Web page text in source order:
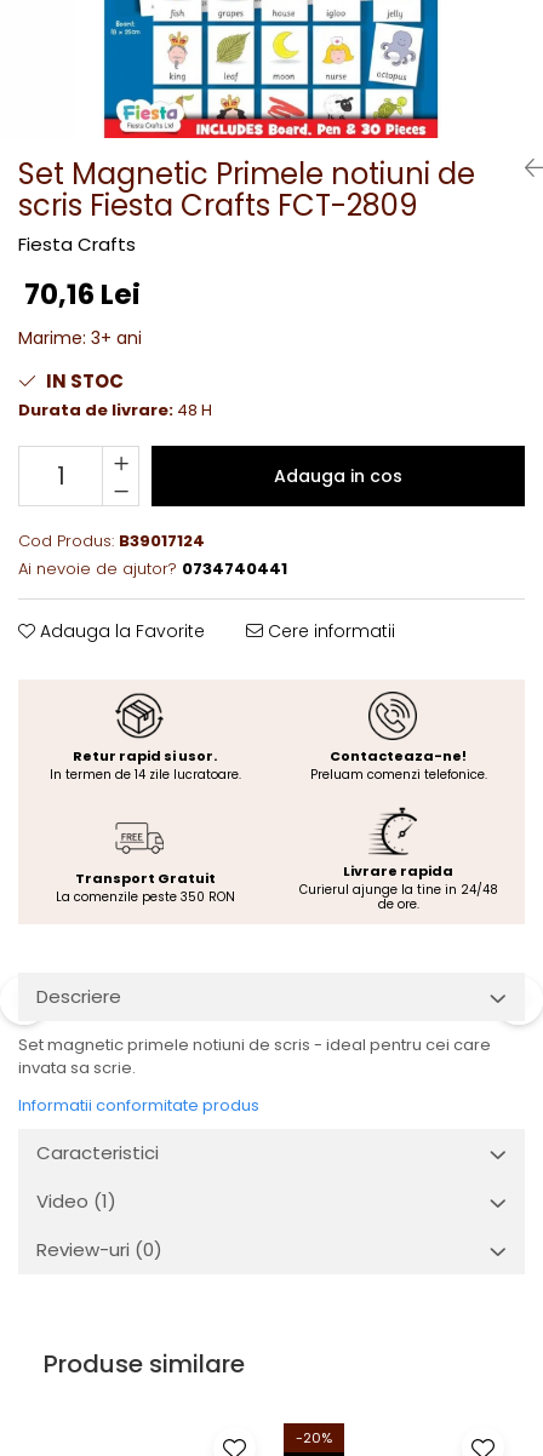
Set Magnetic Primele notiuni de
scris Fiesta Crafts FCT-2809
Fiesta Crafts
70,16 Lei
Marime: 3+ ani
IN STOC
Durata de livrare: 48 H
Adauga in cos
Cod Produs: B39017124
Ai nevoie de ajutor? 0734740441
Adauga la Favorite Cere informatii
Retur rapid si usor.
In termen de 14 zile lucratoare.
Contacteaza-ne!
Preluam comenzi telefonice.
Transport Gratuit
La comenzile peste 350 RON
Livrare rapida
Curierul ajunge la tine in 24/48
de ore.
Descriere
Set magnetic primele notiuni de scris - ideal pentru cei care
invata sa scrie.
Informatii conformitate produs
Caracteristici
Video (1)
Review-uri (0)
Produse similare
-20%